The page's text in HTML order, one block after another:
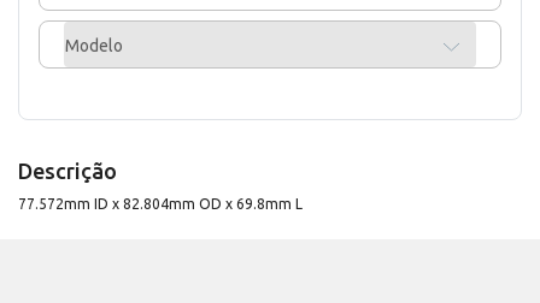
Modelo
Descrição
77.572mm ID x 82.804mm OD x 69.8mm L